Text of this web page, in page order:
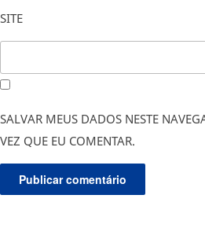
SITE
SALVAR MEUS DADOS NESTE
VEZ QUE EU COMENTAR.